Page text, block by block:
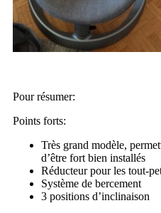
Pour résumer:
Points forts:
Très grand modèle,
d’être fort bien installés
Réducteur pour les tout-
Système de bercement
3 positions d’inclinaison